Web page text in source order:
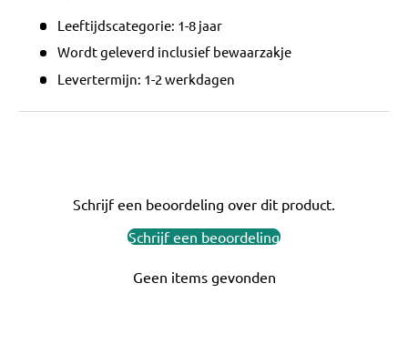
Leeftijdscategorie: 1-8 jaar
Wordt geleverd inclusief bewaarzakje
Levertermijn: 1-2 werkdagen
Schrijf een beoordeling over dit product.
Schrijf een beoordeling
Geen items gevonden